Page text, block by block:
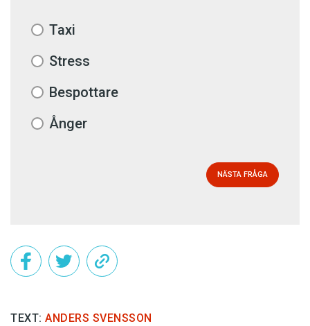
Taxi
Stress
Bespottare
Ånger
NÄSTA FRÅGA
TEXT: ANDERS SVENSSON